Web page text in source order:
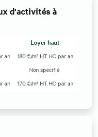
d'activités à
Loyer haut
an
180 €/m² HT HC par an
Non spécifié
an 170 €/m² HT HC par an